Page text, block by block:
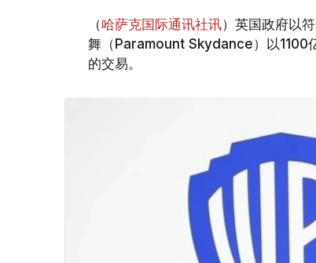
（哈萨克国际通讯社讯）英国政府以
舞（Paramount Skydance）以1100
的交易。